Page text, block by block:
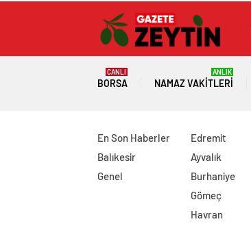
BORSA
CANLI
NAMAZ VAKITLERI
ANLIK
En Son Haberler
Balıkesir
Genel
Edremit
Ayvalık
Burhaniye
Gömeç
Havran